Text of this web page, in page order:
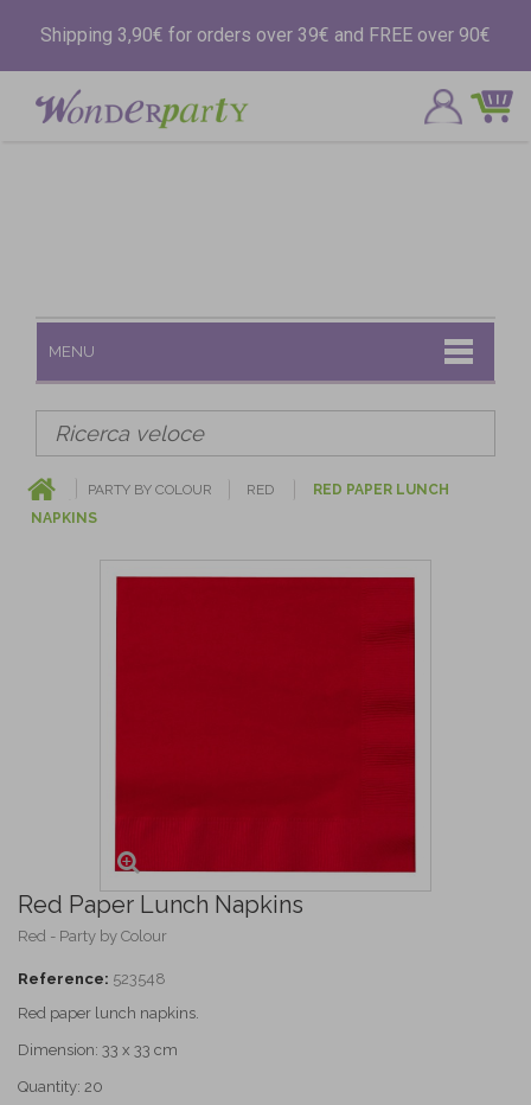
Shipping 3,90€ for orders over 39€ and FREE over 90€
MENU
PARTY BY COLOUR RED
RED PAPER LUNCH
NAPKINS
Red Paper Lunch Napkins
Red - Party by Colour
Reference: 523548
Red paper lunch napkins.
Dimension: 33 x 33 cm
Quantity: 20